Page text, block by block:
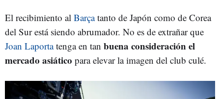
El recibimiento al Barçatanto de Japón como de Corea
del Sur está siendo abrumador. No es de extrañar que
Joan Laportatenga en tan buena consideración el
mercado asiático para elevar la imagen del club culé.